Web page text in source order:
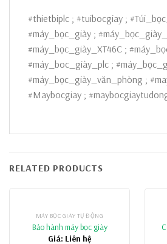
#thietbiplc ; #tuibocgiay ;
#máy_bọc_giày ;
#máy_bọc_giày_XT46C ;
#máy_boc_giày_plc ;
#máy_bọc_giày_văn_phòng ;
#Maybocgiay ;
RELATED PRODUCTS
MÁY BỌC GIÀY TỰ ĐỘNG
Bảo hành máy bọc giày
Giá: Liên hệ